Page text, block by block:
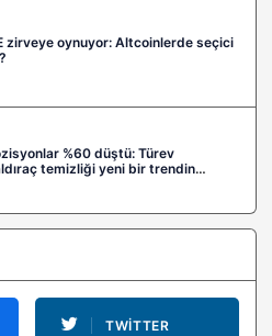
zirveye oynuyor: Altcoinlerde seçici
%60 düştü: Türev
temizliği yeni bir trendin
TWITTER